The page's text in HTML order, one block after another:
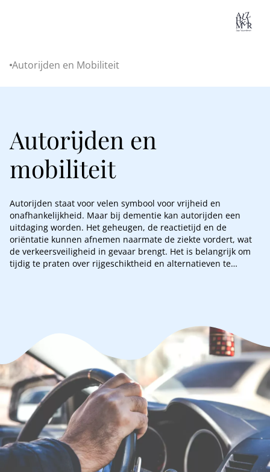
Home
Autorijden en Mobiliteit
Autorijden en
mobiliteit
Autorijden staat voor velen symbool voor vrijheid en
onafhankelijkheid. Maar bij dementie kan autorijden een
uitdaging worden. Het geheugen, de reactietijd en de
oriëntatie kunnen afnemen naarmate de ziekte vordert, wat
de verkeersveiligheid in gevaar brengt. Het is belangrijk om
tijdig te praten over rijgeschiktheid en alternatieven te